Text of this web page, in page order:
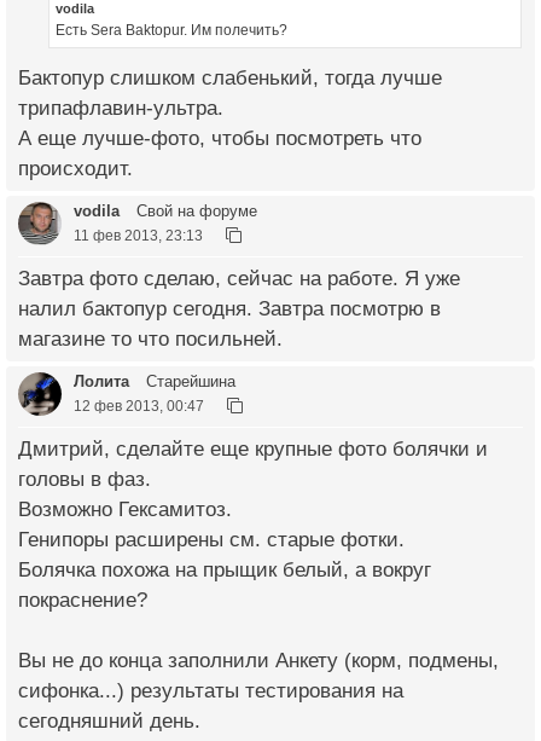
vodila
Есть Sera Baktopur. Им полечить?
Бактопур слишком слабенький, тогда лучше
трипафлавин-ультра.
А еще лучше-фото, чтобы посмотреть что
происходит.
vodila Свой на форуме
11 фев 2013, 23:13
Завтра фото сделаю, сейчас на работе. Я уже
налил бактопур сегодня. Завтра посмотрю в
магазине то что посильней.
Лолита Старейшина
12 фев 2013, 00:47
Дмитрий, сделайте еще крупные фото болячки и
головы в фаз.
Возможно Гексамитоз.
Генипоры расширены см. старые фотки.
Болячка похожа на прыщик белый, а вокруг
покраснение?
Вы не до конца заполнили Анкету (корм, подмены,
сифонка...) результаты тестирования на
сегодняшний день.